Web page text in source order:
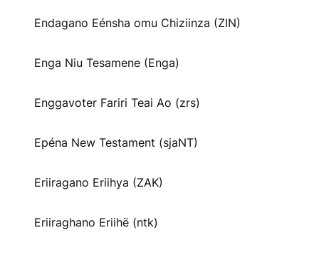
Endagano Eénsha omu Chiziinza (ZIN)
Enga Niu Tesamene (Enga)
Enggavoter Fariri Teai Ao (zrs)
Epéna New Testament (sjaNT)
Eriiragano Eriihya (ZAK)
Eriiraghano Eriihë (ntk)